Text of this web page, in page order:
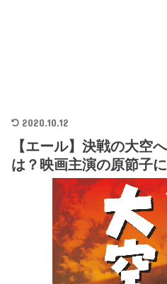
2020.10.12
【エール】決戦の大空
は？映画主演の原節子